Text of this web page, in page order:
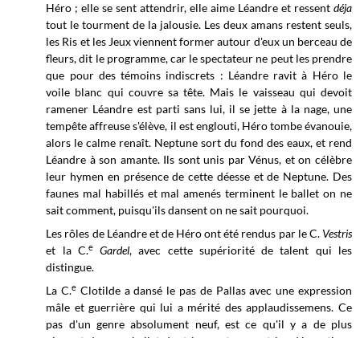
Héro ; elle se sent attendrir, elle aime Léandre et ressent déja
tout le tourment de la jalousie. Les deux amans restent seuls,
les Ris et les Jeux viennent former autour d'eux un berceau de
fleurs, dit le programme, car le spectateur ne peut les prendre
que pour des témoins indiscrets : Léandre ravit à Héro le
voile blanc qui couvre sa tête. Mais le vaisseau qui devoit
ramener Léandre est parti sans lui, il se jette à la nage, une
tempête affreuse s'élève, il est englouti, Héro tombe évanouie,
alors le calme renaît. Neptune sort du fond des eaux, et rend
Léandre à son amante. Ils sont unis par Vénus, et on célèbre
leur hymen en présence de cette déesse et de Neptune. Des
faunes mal habillés et mal amenés terminent le ballet on ne
sait comment, puisqu'ils dansent on ne sait pourquoi.
Les rôles de Léandre et de Héro ont été rendus par le C. Vestris
et la C.e Gardel, avec cette supériorité de talent qui les
distingue.
La C.e Clotilde a dansé le pas de Pallas avec une expression
mâle et guerrière qui lui a mérité des applaudissemens. Ce
pas d'un genre absolument neuf, est ce qu'il y a de plus